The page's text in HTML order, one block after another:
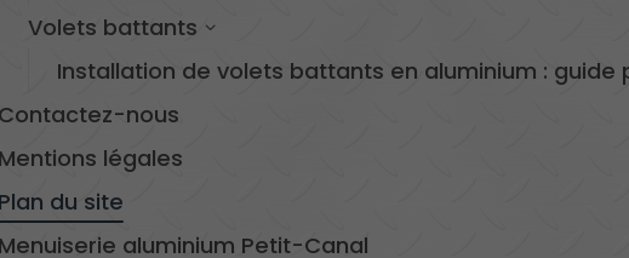
Volets battants
Installation de volets battants en aluminium : guide
Contactez-nous
Mentions légales
Plan du site
Menuiserie aluminium Petit-Canal